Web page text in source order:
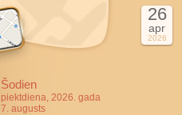
Šodien
piektdiena, 2026. gada
7. augusts
26
apr
2026